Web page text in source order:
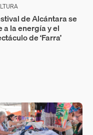
de Alcántara se
a la energía y el
de ‘Farra’